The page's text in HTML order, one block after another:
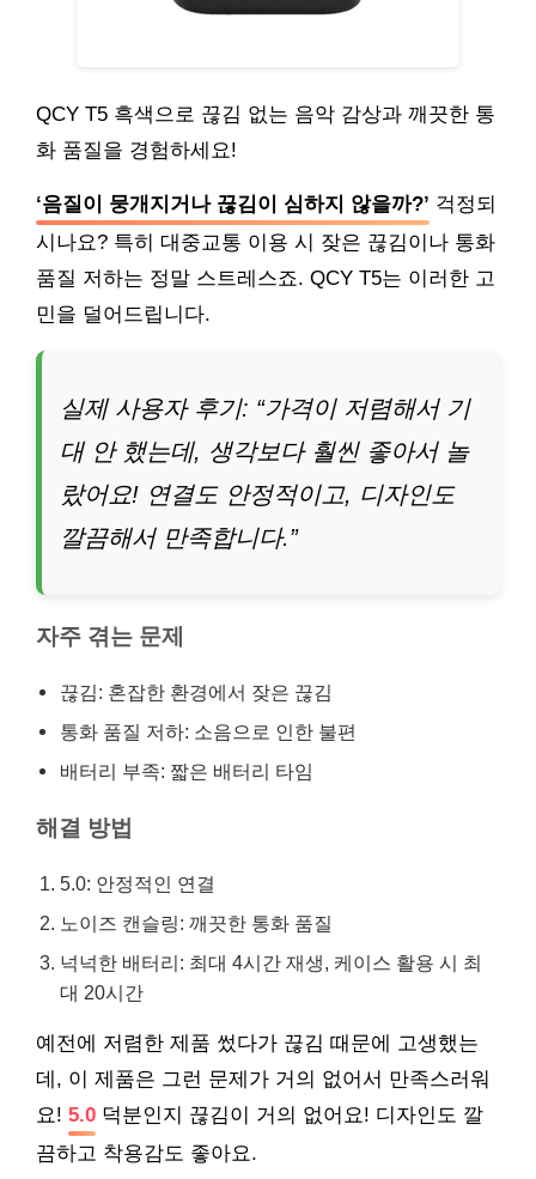
QCY T5 흑색으로 끊김 없는 음악 감상과 깨끗한 통
화 품질을 경험하세요!
‘음질이 뭉개지거나 끊김이 심하지 않을까?’ 걱정되
시나요? 특히 대중교통 이용 시 잦은 끊김이나 통화
품질 저하는 정말 스트레스죠. QCY T5는 이러한 고
민을 덜어드립니다.
실제 사용자 후기: “가격이 저렴해서 기
대 안 했는데, 생각보다 훨씬 좋아서 놀
랐어요! 연결도 안정적이고, 디자인도
깔끔해서 만족합니다.”
자주 겪는 문제
끊김: 혼잡한 환경에서 잦은 끊김
통화 품질 저하: 소음으로 인한 불편
배터리 부족: 짧은 배터리 타임
해결 방법
5.0: 안정적인 연결
노이즈 캔슬링: 깨끗한 통화 품질
넉넉한 배터리: 최대 4시간 재생, 케이스 활용 시 최
대 20시간
예전에 저렴한 제품 썼다가 끊김 때문에 고생했는
데, 이 제품은 그런 문제가 거의 없어서 만족스러워
요! 5.0 덕분인지 끊김이 거의 없어요! 디자인도 깔
끔하고 착용감도 좋아요.